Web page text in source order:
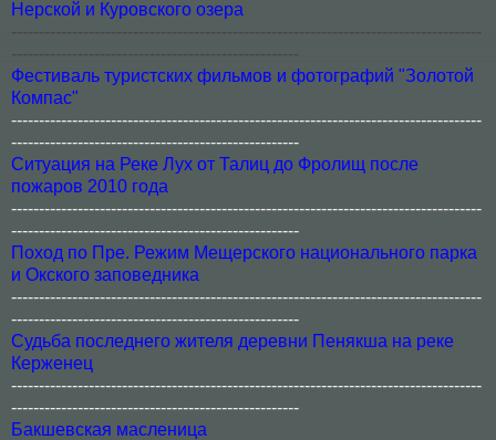
Нерской и Куровского озера
-------------------------------------------------------------------------------------
----------------------------------------------------
Фестиваль туристских фильмов и фотографий "Золотой
Компас"
-------------------------------------------------------------------------------------
----------------------------------------------------
Ситуация на Реке Лух от Талиц до Фролищ после
пожаров 2010 года
-------------------------------------------------------------------------------------
----------------------------------------------------
Поход по Пре. Режим Мещерского национального парка
и Окского заповедника
-------------------------------------------------------------------------------------
----------------------------------------------------
Судьба последнего жителя деревни Пенякша на реке
Керженец
-------------------------------------------------------------------------------------
----------------------------------------------------
Бакшевская масленица